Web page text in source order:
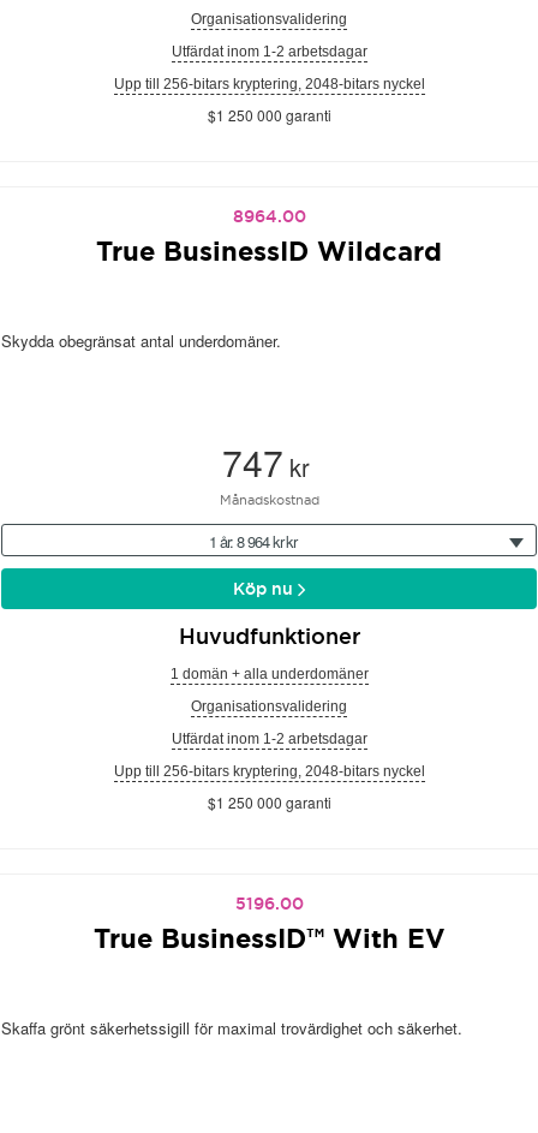
Organisationsvalidering
Utfärdat inom 1-2 arbetsdagar
Upp till 256-bitars kryptering, 2048-bitars nyckel
$1 250 000 garanti
8964.00
True BusinessID Wildcard
Skydda obegränsat antal underdomäner.
747 kr
Månadskostnad
1 år: 8 964 kr kr
Köp nu
Huvudfunktioner
1 domän + alla underdomäner
Organisationsvalidering
Utfärdat inom 1-2 arbetsdagar
Upp till 256-bitars kryptering, 2048-bitars nyckel
$1 250 000 garanti
5196.00
True BusinessID™ With EV
Skaffa grönt säkerhetssigill för maximal trovärdighet och säkerhet.